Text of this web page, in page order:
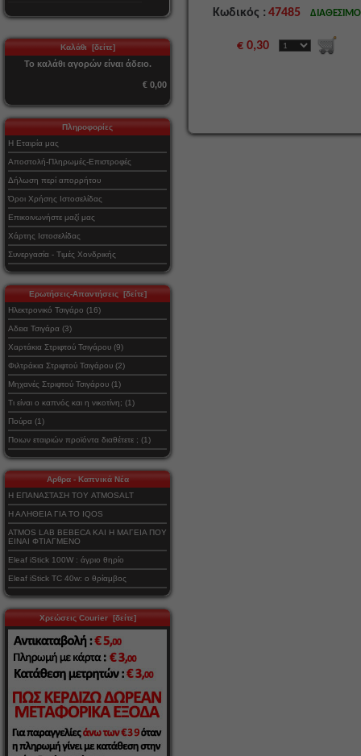
Καλάθι [δείτε]
Το καλάθι αγορών είναι άδειο.
€ 0,00
Πληροφορίες
Η Εταιρία μας
Αποστολή-Πληρωμές-Επιστροφές
Δήλωση περί απορρήτου
Όροι Χρήσης Ιστοσελίδας
Επικοινωνήστε μαζί μας
Χάρτης Ιστοσελίδας
Συνεργασία - Τιμές Χονδρικής
Ερωτήσεις-Απαντήσεις [δείτε]
Ηλεκτρονικό Τσιγάρο (16)
Αδεια Τσιγάρα (3)
Χαρτάκια Στριφτού Τσιγάρου (9)
Φιλτράκια Στριφτού Τσιγάρου (2)
Μηχανές Στριφτού Τσιγάρου (1)
Τι είναι ο καπνός και η νικοτίνη; (1)
Πούρα (1)
Ποιων εταιριών προϊόντα διαθέτετε ; (1)
Αρθρα - Καπνικά Νέα
Η ΕΠΑΝΑΣΤΑΣΗ ΤΟΥ ATMOSALT
Η ΑΛΗΘΕΙΑ ΓΙΑ ΤΟ IQOS
ATMOS LAB BEBECA ΚΑΙ Η ΜΑΓΕΙΑ ΠΟΥ
ΕΙΝΑΙ ΦΤΙΑΓΜΕΝΟ
Eleaf iStick 100W : άγριο θηρίο
Eleaf iStick TC 40w: ο θρίαμβος
Χρεώσεις Courier [δείτε]
Κωδικός : 47485 ΔΙΑΘΕΣΙΜΟ
€ 0,30